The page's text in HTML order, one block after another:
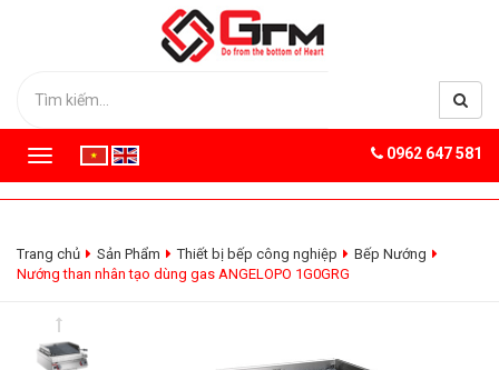
T
o
g
e
0962 647 581
Trang chủ Sản Phẩm Thiết bị bếp công nghiệp
Bếp Nướng
Nướng than nhân tạo dùng gas ANGELOPO 1G0GRG